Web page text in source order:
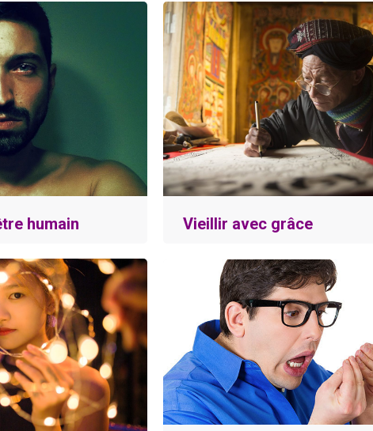
humain Vieillir avec grâce